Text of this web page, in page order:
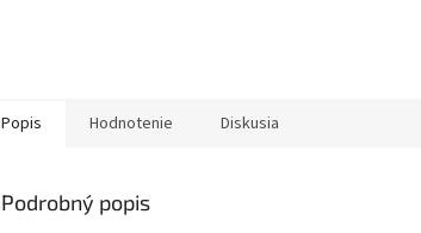
Popis Hodnotenie Diskusia
Podrobný popis